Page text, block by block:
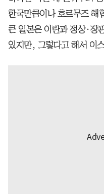
한국만큼이나 호르무즈 해
큰 일본은 이란과 정상·장
있지만, 그렇다고 해서 이